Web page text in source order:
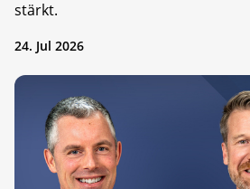
stärkt.
24. Jul 2026